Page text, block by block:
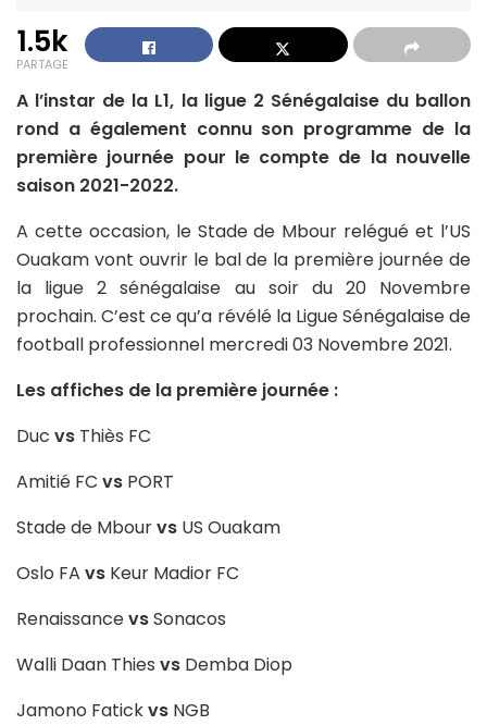
1.5k
PARTAGE
A l’instar de la L1, la ligue 2 Sénégalaise du ballon
rond a également connu son programme de la
première journée pour le compte de la nouvelle
saison 2021-2022.
A cette occasion, le Stade de Mbour relégué et l’US
Ouakam vont ouvrir le bal de la première journée de
la ligue 2 sénégalaise au soir du 20 Novembre
prochain. C’est ce qu’a révélé la Ligue Sénégalaise de
football professionnel mercredi 03 Novembre 2021.
Les affiches de la première journée :
Duc vs Thiès FC
Amitié FC vs PORT
Stade de Mbourvs US Ouakam
Oslo FA vs Keur Madior FC
RenaissancevsSonacos
Walli Daan Thies vs Demba Diop
Jamono Fatickvs NGB